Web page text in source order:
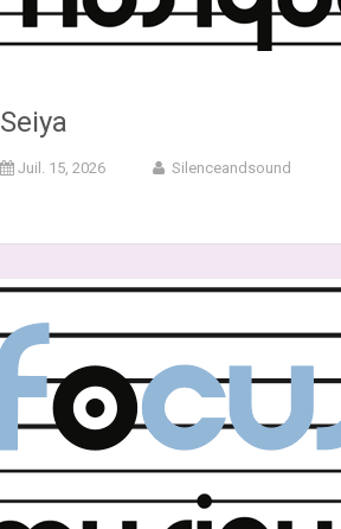
Seiya
Juil. 15, 2026 Silenceandsound